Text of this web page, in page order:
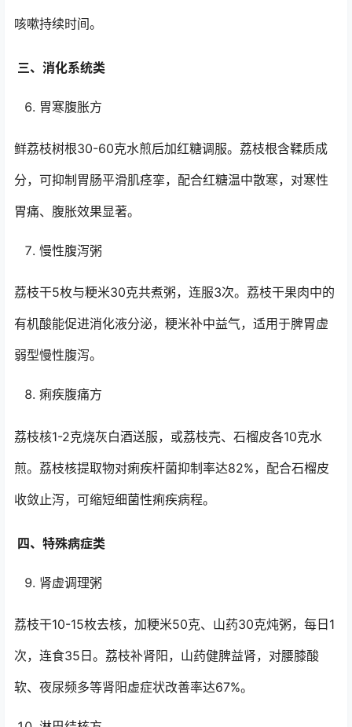
咳嗽持续时间。
三、消化系统类
胃寒腹胀方
鲜荔枝树根30-60克水煎后加红糖调服。荔枝根含鞣质成
分，可抑制胃肠平滑肌痉挛，配合红糖温中散寒，对寒性
胃痛、腹胀效果显著。
慢性腹泻粥
荔枝干5枚与粳米30克共煮粥，连服3次。荔枝干果肉中的
有机酸能促进消化液分泌，粳米补中益气，适用于脾胃虚
弱型慢性腹泻。
痢疾腹痛方
荔枝核1-2克烧灰白酒送服，或荔枝壳、石榴皮各10克水
煎。荔枝核提取物对痢疾杆菌抑制率达82%，配合石榴皮
收敛止泻，可缩短细菌性痢疾病程。
四、特殊病症类
肾虚调理粥
荔枝干10-15枚去核，加粳米50克、山药30克炖粥，每日1
次，连食35日。荔枝补肾阳，山药健脾益肾，对腰膝酸
软、夜尿频多等肾阳虚症状改善率达67%。